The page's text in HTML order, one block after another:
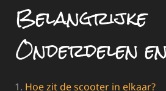
Belangrijke
Onderdelen
Hoe zit de scooter in elkaar?